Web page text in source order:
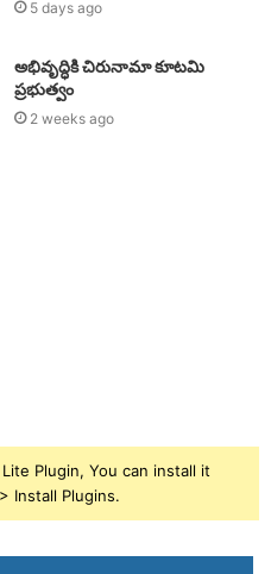
5 days ago
అభివృద్ధికి చిరునామా కూటమి
ప్రభుత్వం
2 weeks ago
Plugin, You can install it
Install Plugins.